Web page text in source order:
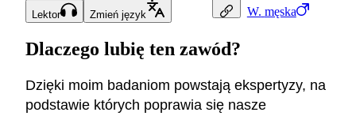
W. męska
Lektor Zmień język
Dlaczego lubię ten zawód?
Dzięki moim badaniom powstają ekspertyzy, na
podstawie których poprawia się nasze